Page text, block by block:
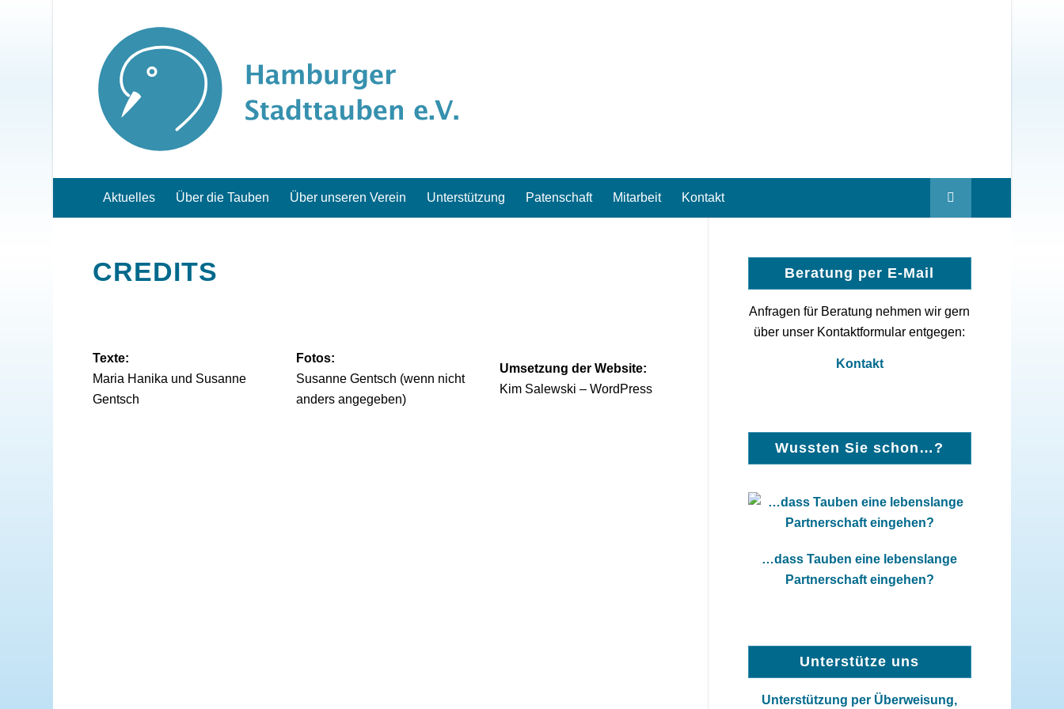
Aktuelles Über die Tauben Über unseren Verein Unterstützung Patenschaft Mitarbeit Kontakt
CREDITS
Texte:
Maria Hanika und Susanne
Gentsch
Fotos:
Susanne Gentsch (wenn nicht
anders angegeben)
Umsetzung der Website:
Kim Salewski – WordPress
Beratung per E-Mail
Anfragen für Beratung nehmen wir gern
über unser Kontaktformular entgegen:
Kontakt
Wussten Sie schon…?
…dass Tauben eine lebenslange
Partnerschaft eingehen?
Unterstütze uns
Unterstützung per Überweisung,